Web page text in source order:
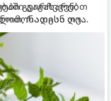
გვირჩევენ,
რადგან ღია
ძალიან
ავიწროებს.
გაგახარებთ
თუ